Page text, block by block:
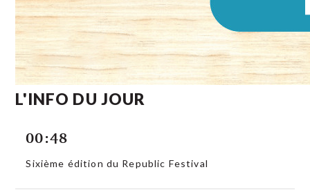
L'INFO DU JOUR
00:48
Sixième édition du Republic Festival